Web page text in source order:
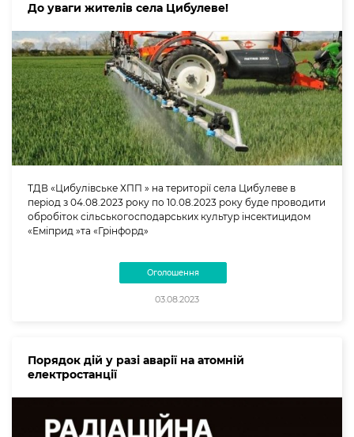
До уваги жителів села Цибулеве!
ТДВ «Цибулівське ХПП » на території села Цибулеве в
період з 04.08.2023 року по 10.08.2023 року буде проводити
обробіток сільськогосподарських культур інсектицидом
«Еміприд »та «Грінфорд»
Оголошення
03.08.2023
Порядок дій у разі аварії на атомній
електростанції